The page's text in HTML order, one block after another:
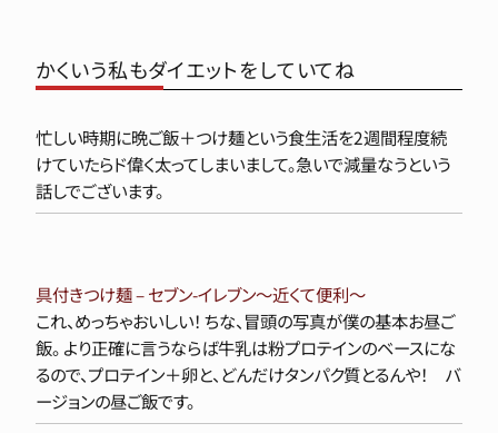
かくいう私もダイエットをしていてね
忙しい時期に晩ご飯＋つけ麺という食生活を2週間程度続
けていたらド偉く太ってしまいまして。急いで減量なうという
話しでございます。
具付きつけ麺 – セブン-イレブン～近くて便利～
これ、めっちゃおいしい！ ちな、冒頭の写真が僕の基本お昼ご
飯。 より正確に言うならば牛乳は粉プロテインのベースにな
るので、プロテイン＋卵と、どんだけタンパク質とるんや！ バ
ージョンの昼ご飯です。